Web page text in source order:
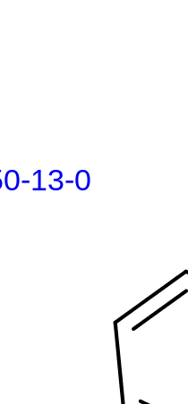
13-0